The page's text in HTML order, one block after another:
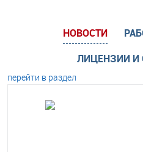
НОВОСТИ
ЛИЦЕНЗИИ И
перейти в раздел